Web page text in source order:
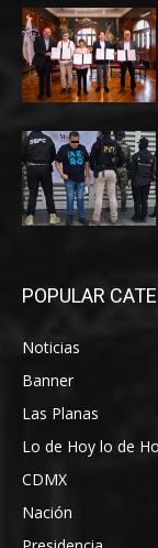
POPULAR
Noticias
Banner
Las Planas
Lo de Hoy lo de
CDMX
Nación